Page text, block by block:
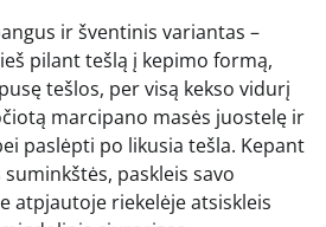
ir šventinis variantas –
pilant tešlą į kepimo formą,
tešlos, per visą kekso vidurį
marcipano masės juostelę ir
paslėpti po likusia tešla. Kepant
paskleis savo
atpjautoje riekelėje atsiskleis